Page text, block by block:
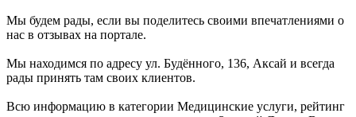
Мы будем рады, если вы поделитесь своими впечатлениями о
нас в отзывах на портале.
Мы находимся по адресу ул. Будённого, 136, Аксай и всегда
рады принять там своих клиентов.
Всю информацию в категории Медицинские услуги, рейтинг